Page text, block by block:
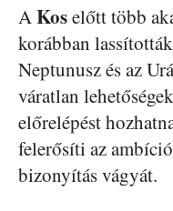
AKoselőtt több
korábban
Neptunusz és az
váratlan
előrelépést
felerősíti az
bizonyítás vágyát.